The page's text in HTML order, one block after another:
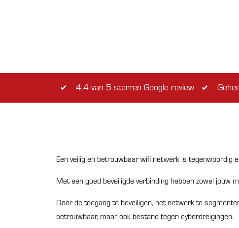
4.4 van 5 sterren Google review
Een veilig en betrouwbaar wifi netwerk is tegenwoordig
Met een goed beveiligde verbinding hebben zowel
Door de toegang te beveiligen, het netwerk te
betrouwbaar, maar ook bestand tegen cyberdreigingen.